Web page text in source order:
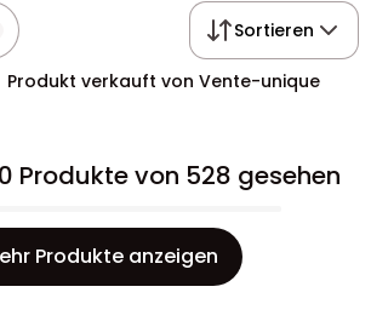
Sortieren
Produkt verkauft von Vente-unique
Produkte von 528 gesehen
Produkte anzeigen